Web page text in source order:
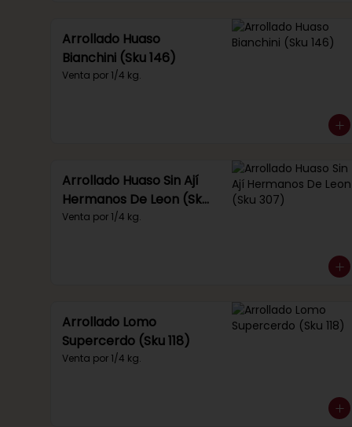
Arrollado Huaso
Bianchini (Sku 146)
Venta por 1/4 kg.
Arrollado Huaso Sin Ají
Hermanos De Leon (Sku
307)
Venta por 1/4 kg.
Arrollado Lomo
Supercerdo (Sku 118)
Venta por 1/4 kg.